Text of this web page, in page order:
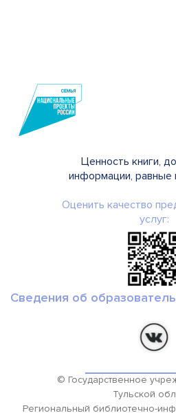
Ценность книги,
информации, равные
Оценить качество
услуг:
Сведения об
© Государственное
Тульской
Региональный библиотечно-